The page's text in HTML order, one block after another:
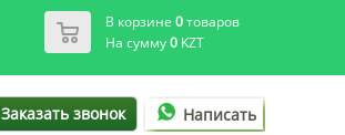
В корзине 0товаров
На сумму0KZT
Заказать звонок Написать